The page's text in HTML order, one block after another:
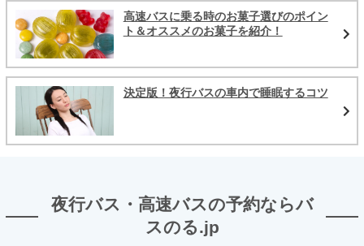
高速バスに乗る時のお菓子選びのポイン
ト＆オススメのお菓子を紹介！
決定版！夜行バスの車内で睡眠するコツ
夜行バス・高速バスの予約ならバ
スのる.jp